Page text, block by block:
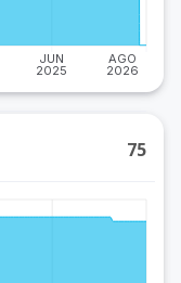
JUN
2025
AGO
2026
75